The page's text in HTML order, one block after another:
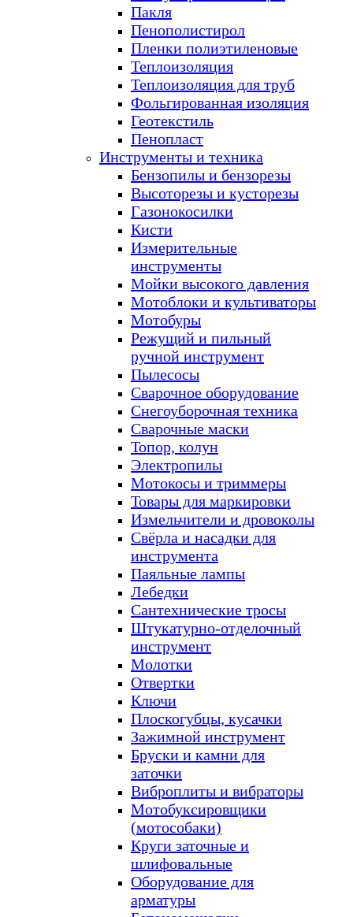
Пакля
Пенополистирол
Пленки полиэтиленовые
Теплоизоляция
Теплоизоляция для труб
Фольгированная изоляция
Геотекстиль
Пенопласт
Инструменты и техника
Бензопилы и бензорезы
Высоторезы и кусторезы
Газонокосилки
Кисти
Измерительные
инструменты
Мойки высокого давления
Мотоблоки и культиваторы
Мотобуры
Режущий и пильный
ручной инструмент
Пылесосы
Сварочное оборудование
Снегоуборочная техника
Сварочные маски
Топор, колун
Электропилы
Мотокосы и триммеры
Товары для маркировки
Измельчители и дровоколы
Свёрла и насадки для
инструмента
Паяльные лампы
Лебедки
Сантехнические тросы
Штукатурно-отделочный
инструмент
Молотки
Отвертки
Ключи
Плоскогубцы, кусачки
Зажимной инструмент
Бруски и камни для
заточки
Виброплиты и вибраторы
Мотобуксировщики
(мотособаки)
Круги заточные и
шлифовальные
Оборудование для
арматуры